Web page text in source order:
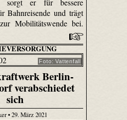
sorgt er für bessere
Bahnreisende und trägt
Mobilitätswende bei.
Foto: Vattenfall
Berlin-
verabschiedet
sich
• 29. März 2021